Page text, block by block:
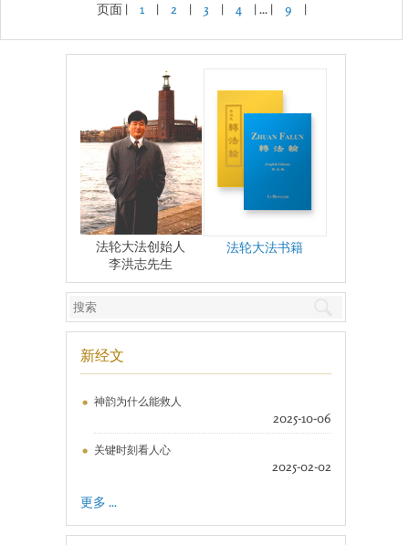
页面 | 1 | 2 | 3 | 4 | ... | 9 |
法轮大法创始人
李洪志先生
法轮大法书籍
新经文
神韵为什么能救人
2025-10-06
关键时刻看人心
2025-02-02
更多 ...